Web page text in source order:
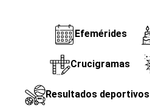
Efemérides
Crucigramas
Resultados deportivos